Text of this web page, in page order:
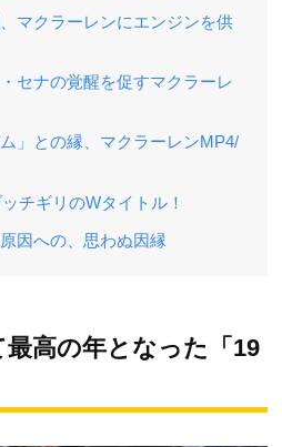
マクラーレンにエンジンを供
セナの覚醒を促すマクラーレ
」との縁、マクラーレンMP4/
チギリのWタイトル！
因への、思わぬ因縁
高の年となった「19